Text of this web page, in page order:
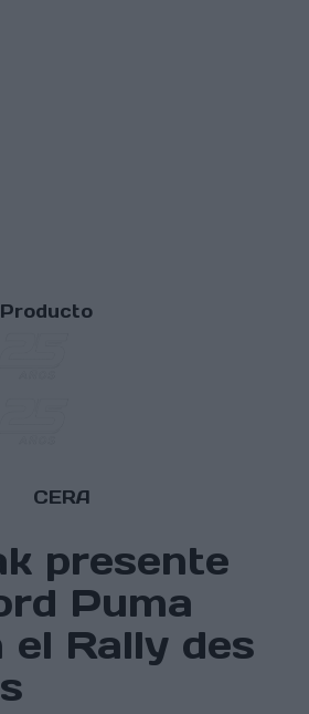
Producto
CERA
presente
Puma
el Rally des